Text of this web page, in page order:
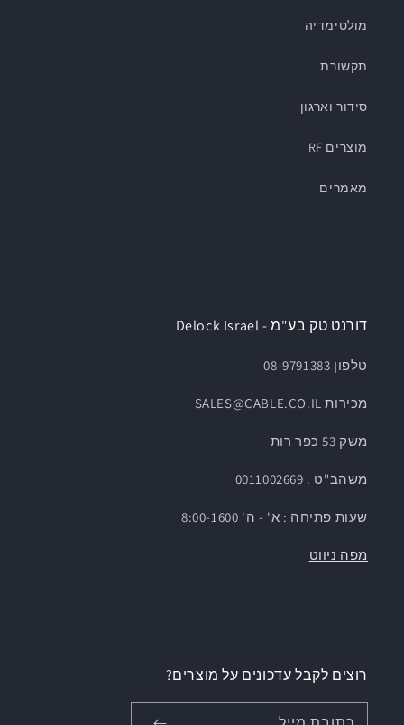
מולטימדיה
תקשורת
סידור וארגון
מוצרים RF
מאמרים
דורנט טק בע"מ - Delock Israel
טלפון 08-9791383
מכירות SALES@CABLE.CO.IL
משק 53 כפר רות
משהב"ט : 0011002669
שעות פתיחה : א' - ה' 8:00-1600
מפה ניווט
רוצים לקבל עדכונים על מוצרים?